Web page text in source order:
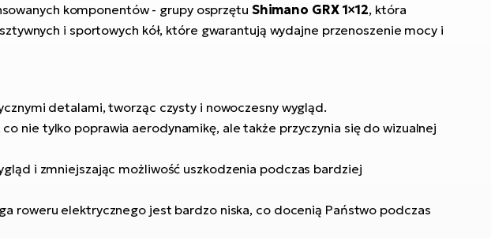
komponentów - grupy osprzętu Shimano GRX 1×12, która
i sportowych kół, które gwarantują wydajne przenoszenie mocy i
detalami, tworząc czysty i nowoczesny wygląd.
nie tylko poprawia aerodynamikę, ale także przyczynia się do wizualnej
i zmniejszając możliwość uszkodzenia podczas bardziej
roweru elektrycznego jest bardzo niska, co docenią Państwo podczas